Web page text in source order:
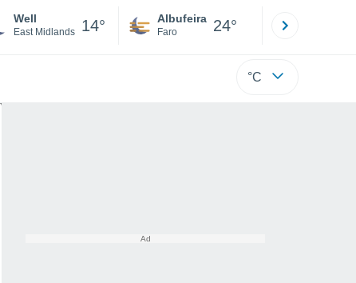
Well
East Midlands 14° Albufeira
Faro 24°
°C